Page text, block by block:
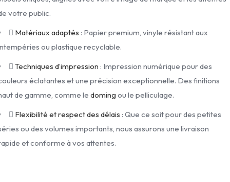
votre public.
Matériaux adaptés : Papier premium, vinyle résistant aux
ou plastique recyclable.
Techniques d’impression : Impression numérique pour des
éclatantes et une précision exceptionnelle. Des finitions
de gamme, comme ledoming ou le pelliculage.
Flexibilité et respect des délais : Que ce soit pour des petites
ou des volumes importants, nous assurons une livraison
et conforme à vos attentes.